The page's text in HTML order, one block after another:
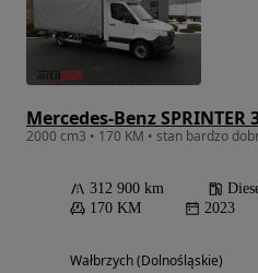
312 900 km
170 KM
2023
Wałbrzych (Dolnośląskie)